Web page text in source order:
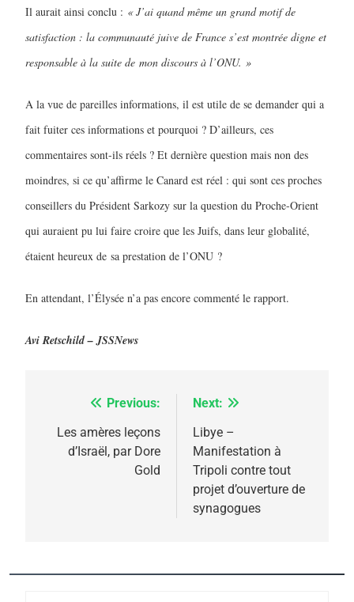
Il aurait ainsi conclu : « J’ai quand même un grand motif de
satisfaction : la communauté juive de France s’est montrée digne et
responsable à la suite de mon discours à l’ONU. »
A la vue de pareilles informations, il est utile de se demander qui a
fait fuiter ces informations et pourquoi ? D’ailleurs, ces
commentaires sont-ils réels ? Et dernière question mais non des
moindres, si ce qu’affirme le Canard est réel : qui sont ces proches
conseillers du Président Sarkozy sur la question du Proche-Orient
qui auraient pu lui faire croire que les Juifs, dans leur globalité,
étaient heureux de sa prestation de l’ONU ?
En attendant, l’Élysée n’a pas encore commenté le rapport.
Avi Retschild – JSSNews
Navigation
de
Previous:
Les amères leçons
d’Israël, par Dore
Gold
Next:
Libye –
Manifestation à
Tripoli contre tout
projet d’ouverture de
synagogues
5
meurtrière selon le
l’antisémitisme
FIÈRE, DIGNE ET RÉSILIENTE :
POURQUOI JE REVENDIQUE
MA JUDAÏTE par Thérèse
Zrihen-Dvir
ISRAÉL JUDAISME
JUDAISME